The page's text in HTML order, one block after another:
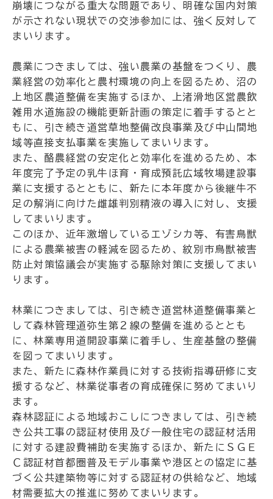
崩壊につながる重大な問題であり、明確な国内対策
が示されない現状での交渉参加には、強く反対して
まいります。
農業につきましては、強い農業の基盤をつくり、農
業経営の効率化と農村環境の向上を図るため、沼の
上地区農道整備を実施するほか、上渚滑地区営農飲
雑用水道施設の機能更新計画の策定に着手するとと
もに、引き続き道営草地整備改良事業及び中山間地
域等直接支払事業を実施してまいります。
また、酪農経営の安定化と効率化を進めるため、本
年度完了予定の乳牛ほ育・育成預託広域牧場建設事
業に支援するとともに、新たに本年度から後継牛不
足の解消に向けた雌雄判別精液の導入に対し、支援
してまいります。
このほか、近年激増しているエゾシカ等、有害鳥獣
による農業被害の軽減を図るため、紋別市鳥獣被害
防止対策協議会が実施する駆除対策に支援してまい
ります。
林業につきましては、引き続き道営林道整備事業と
して森林管理道弥生第２線の整備を進めるととも
に、林業専用道開設事業に着手し、生産基盤の整備
を図ってまいります。
また、新たに森林作業員に対する技術指導研修に支
援するなど、林業従事者の育成確保に努めてまいり
ます。
森林認証による地域おこしにつきましては、引き続
き公共工事の認証材使用及び一般住宅の認証材活用
に対する建設費補助を実施するほか、新たにＳＧＥ
Ｃ認証材首都圏普及モデル事業や港区との協定に基
づく公共建築物等に対する認証材の供給など、地域
材需要拡大の推進に努めてまいります。